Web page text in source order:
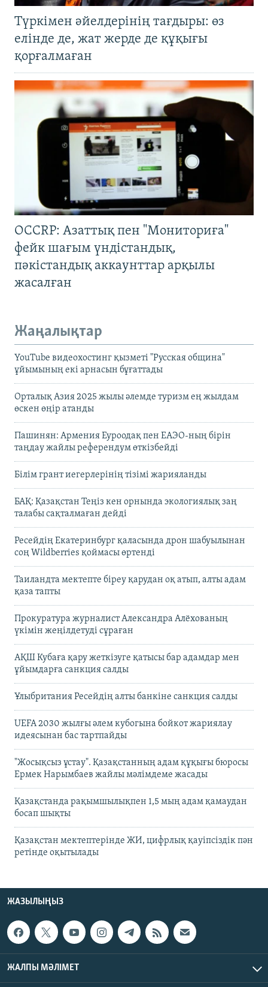
Түркімен әйелдерінің тағдыры: өз
елінде де, жат жерде де құқығы
қорғалмаған
OCCRP: Азаттық пен "Мониториға"
фейк шағым үндістандық,
пәкістандық аккаунттар арқылы
жасалған
Жаңалықтар
YouTube видеохостинг қызметі "Русская община"
ұйымының екі арнасын бұғаттады
Орталық Азия 2025 жылы әлемде туризм ең жылдам
өскен өңір атанды
Пашинян: Армения Еуроодақ пен ЕАЭО-ның бірін
таңдау жайлы референдум өткізбейді
Білім грант иегерлерінің тізімі жарияланды
БАҚ: Қазақстан Теңіз кен орнында экологиялық заң
талабы сақталмаған дейді
Ресейдің Екатеринбург қаласында дрон шабуылынан
соң Wildberries қоймасы өртенді
Таиландта мектепте біреу қарудан оқ атып, алты адам
қаза тапты
Прокуратура журналист Александра Алёхованың
үкімін жеңілдетуді сұраған
АҚШ Кубаға қару жеткізуге қатысы бар адамдар мен
ұйымдарға санкция салды
Ұлыбритания Ресейдің алты банкіне санкция салды
UEFA 2030 жылғы әлем кубогына бойкот жариялау
идеясынан бас тартпайды
"Жосықсыз ұстау". Қазақстанның адам құқығы бюросы
Ермек Нарымбаев жайлы мәлімдеме жасады
Қазақстанда рақымшылықпен 1,5 мың адам қамаудан
босап шықты
Қазақстан мектептерінде ЖИ, цифрлық қауіпсіздік пән
ретінде оқытылады
ЖАЗЫЛЫҢЫЗ
ЖАЛПЫ МӘЛІМЕТ